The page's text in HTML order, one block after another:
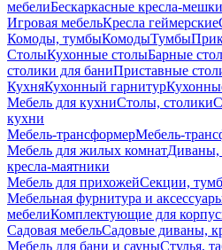
мебелиБескаркасные кресла-
Игровая мебельКресла геймерские
Комоды, тумбыКомодыТумбы
СтолыКухонные столыБарные
столики для баниПриставные
КухняКухонный гарнитур
Мебель для кухниСтолы, столики
кухни
Мебель-трансформерМебель-
Мебель для жилых комнатДиваны,
кресла-маятники
Мебель для прихожейСекции,
Мебельная фурнитура и
мебелиКомплектующие для
Садовая мебельСадовые диваны,
Мебель для бани и сауныСтулья,